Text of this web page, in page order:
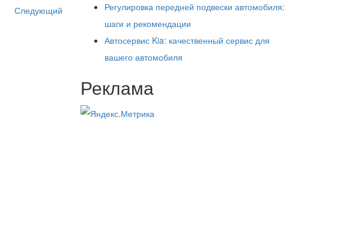
Следующий
Регулировка передней подвески автомобиля:
шаги и рекомендации
Автосервис Kia: качественный сервис для
вашего автомобиля
Реклама